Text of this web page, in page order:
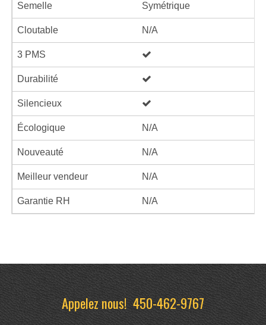
Semelle Symétrique
Cloutable N/A
3 PMS
Durabilité
Silencieux
Écologique N/A
Nouveauté N/A
Meilleur vendeur N/A
Garantie RH N/A
Appelez nous!450-462-9767